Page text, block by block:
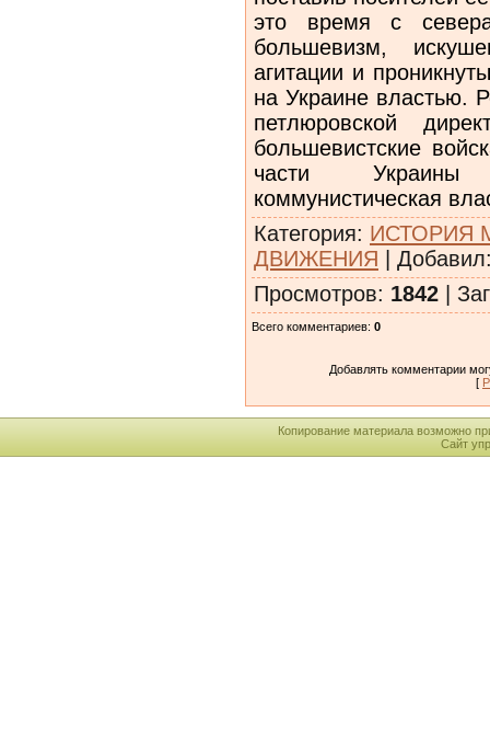
это время с
большевизм,
агитации и
на Украине властью.
петлюровской
большевистские
части Украины
коммунистическая
Категория: ИСТОРИЯ
ДВИЖЕНИЯ | Добавил
Просмотров: 1842 |
Всего комментариев: 0
Добавлять комментарии
[
Копирование материала возможно
Сайт